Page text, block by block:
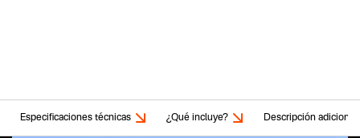
Especificaciones técnicas ¿Qué incluye? Descripción adicional